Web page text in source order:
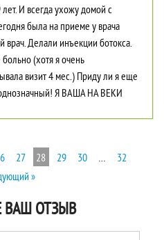
И всегда ухожу домой с
была на приеме у врача
Делали инъекции ботокса.
(хотя я очень
визит 4 мес.) Приду ли я еще
однозначный! Я ВАША НА ВЕКИ
27 28 29 30
32
»
ВАШ ОТЗЫВ